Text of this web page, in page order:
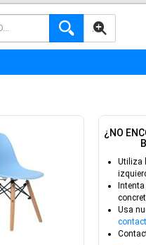
AVANZADA
¿NO
Utiliza
Intenta
Usa